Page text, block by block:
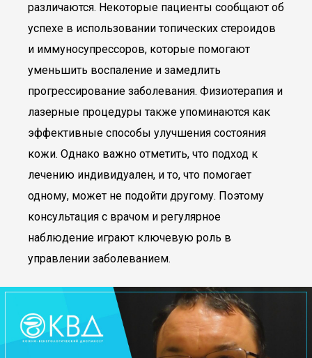
различаются. Некоторые пациенты сообщают об
успехе в использовании топических стероидов
и иммуносупрессоров, которые помогают
уменьшить воспаление и замедлить
прогрессирование заболевания. Физиотерапия и
лазерные процедуры также упоминаются как
эффективные способы улучшения состояния
кожи. Однако важно отметить, что подход к
лечению индивидуален, и то, что помогает
одному, может не подойти другому. Поэтому
консультация с врачом и регулярное
наблюдение играют ключевую роль в
управлении заболеванием.